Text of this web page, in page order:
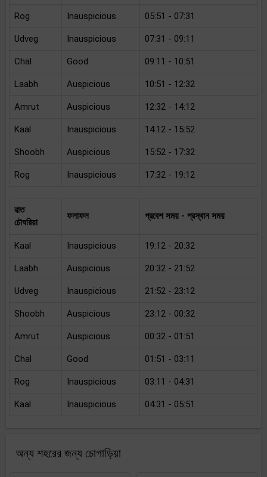
Rog Inauspicious 05:51 - 07:31
Udveg Inauspicious 07:31 - 09:11
Chal Good 09:11 - 10:51
Laabh Auspicious 10:51 - 12:32
Amrut Auspicious 12:32 - 14:12
Kaal Inauspicious 14:12 - 15:52
Shoobh Auspicious 15:52 - 17:32
Rog Inauspicious 17:32 - 19:12
রাত
চৌঘরিয়া
ফলাফল প্রবেশ সময় - প্রস্থান সময়
Kaal Inauspicious 19:12 - 20:32
Laabh Auspicious 20:32 - 21:52
Udveg Inauspicious 21:52 - 23:12
Shoobh Auspicious 23:12 - 00:32
Amrut Auspicious 00:32 - 01:51
Chal Good 01:51 - 03:11
Rog Inauspicious 03:11 - 04:31
Kaal Inauspicious 04:31 - 05:51
অন্য শহরের জন্য চোগাড়িয়া